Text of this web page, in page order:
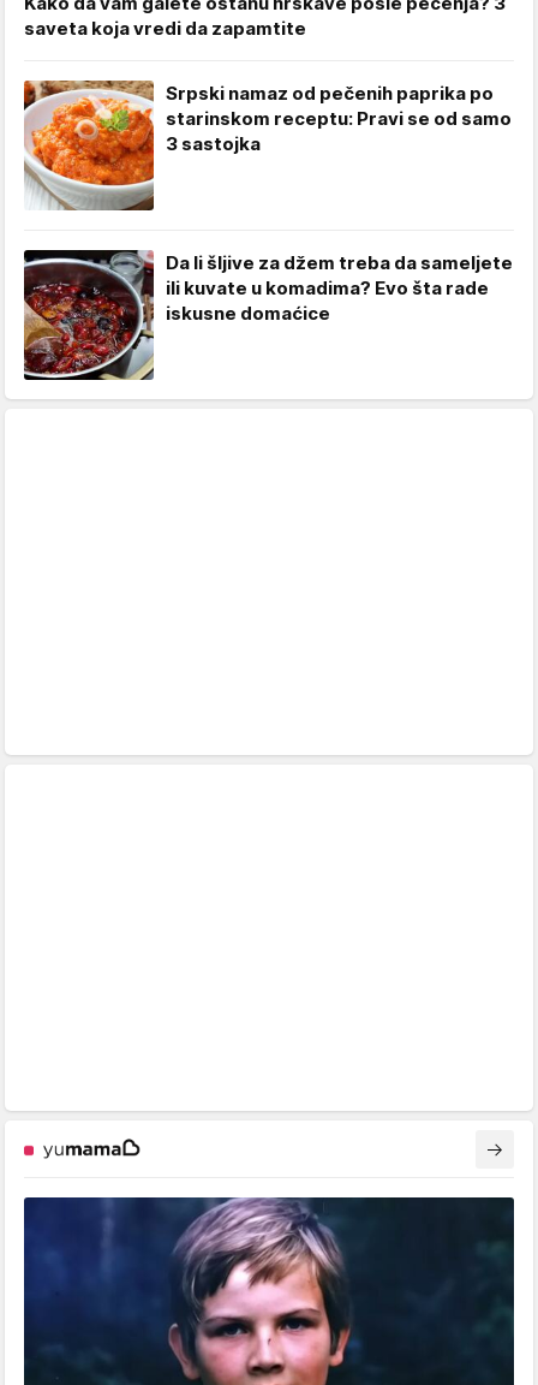
saveta koja vredi da zapamtite
Srpski namaz od pečenih paprika po
starinskom receptu: Pravi se od samo
3 sastojka
Da li šljive za džem treba da sameljete
ili kuvate u komadima? Evo šta rade
iskusne domaćice